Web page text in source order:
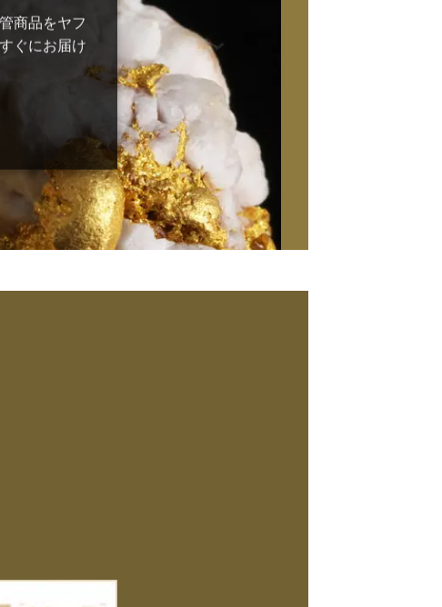
商品をヤフ
ぐにお届け